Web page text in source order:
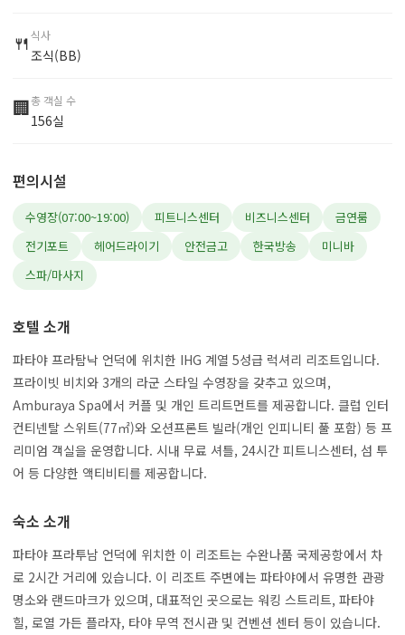
🍴식사
조식(BB)
🏢총 객실 수
156실
편의시설
수영장(07:00~19:00) 피트니스센터 비즈니스센터
금연룸
전기포트
헤어드라이기 안전금고 한국방송
미니바
스파/마사지
호텔 소개
파타야 프라탐낙 언덕에 위치한 IHG 계열 5성급 럭셔리 리조트입니다.
프라이빗 비치와 3개의 라군 스타일 수영장을 갖추고 있으며,
Amburaya Spa에서 커플 및 개인 트리트먼트를 제공합니다. 클럽 인터
컨티넨탈 스위트(77㎡)와 오션프론트 빌라(개인 인피니티 풀 포함) 등 프
리미엄 객실을 운영합니다. 시내 무료 셔틀, 24시간 피트니스센터, 섬 투
어 등 다양한 액티비티를 제공합니다.
숙소 소개
파타야 프라투남 언덕에 위치한 이 리조트는 수완나품 국제공항에서 차
로 2시간 거리에 있습니다. 이 리조트 주변에는 파타야에서 유명한 관광
명소와 랜드마크가 있으며, 대표적인 곳으로는 워킹 스트리트, 파타야
힐, 로열 가든 플라자, 타야 무역 전시관 및 컨벤션 센터 등이 있습니다.